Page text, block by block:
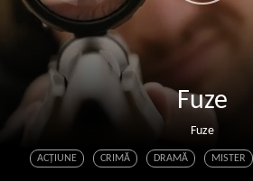
Fuze
Fuze
ACŢIUNE CRIMĂ DRAMĂ MISTER